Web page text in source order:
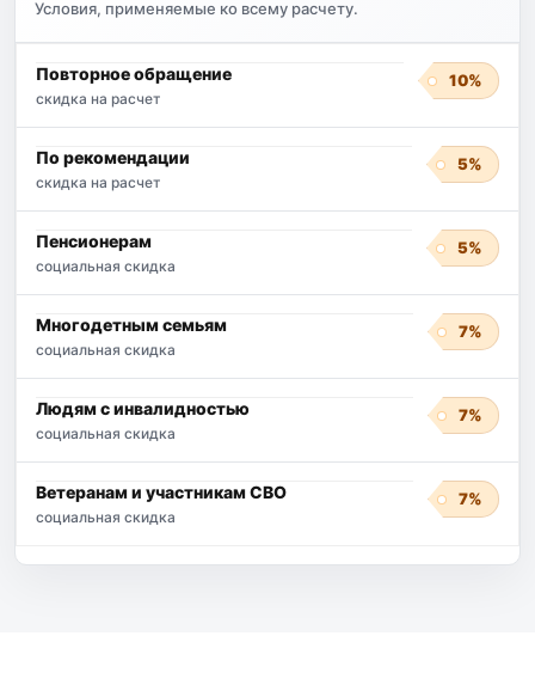
Условия, применяемые ко всему расчету.
Повторное обращение
скидка на расчет
10%
По рекомендации
скидка на расчет
5%
Пенсионерам
социальная скидка
5%
Многодетным семьям
социальная скидка
7%
Людям с инвалидностью
социальная скидка
7%
Ветеранам и участникам СВО
социальная скидка
7%